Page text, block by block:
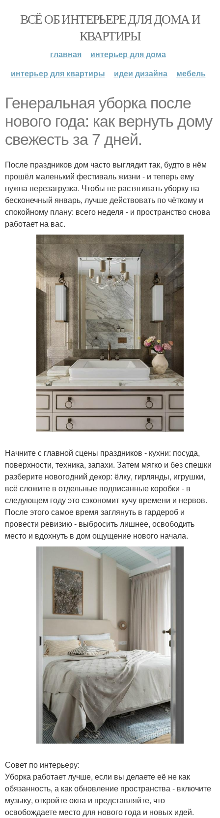
ВСЁ ОБ ИНТЕРЬЕРЕ ДЛЯ ДОМА И
КВАРТИРЫ
главная
интерьер для дома
интерьер для квартиры
идеи дизайна мебель
Генеральная уборка после
нового года: как вернуть дому
свежесть за 7 дней.
После праздников дом часто выглядит так, будто в нём
прошёл маленький фестиваль жизни - и теперь ему
нужна перезагрузка. Чтобы не растягивать уборку на
бесконечный январь, лучше действовать по чёткому и
спокойному плану: всего неделя - и пространство снова
работает на вас.
Начните с главной сцены праздников - кухни: посуда,
поверхности, техника, запахи. Затем мягко и без спешки
разберите новогодний декор: ёлку, гирлянды, игрушки,
всё сложите в отдельные подписанные коробки - в
следующем году это сэкономит кучу времени и нервов.
После этого самое время заглянуть в гардероб и
провести ревизию - выбросить лишнее, освободить
место и вдохнуть в дом ощущение нового начала.
Совет по интерьеру:
Уборка работает лучше, если вы делаете её не как
обязанность, а как обновление пространства - включите
музыку, откройте окна и представляйте, что
освобождаете место для нового года и новых идей.